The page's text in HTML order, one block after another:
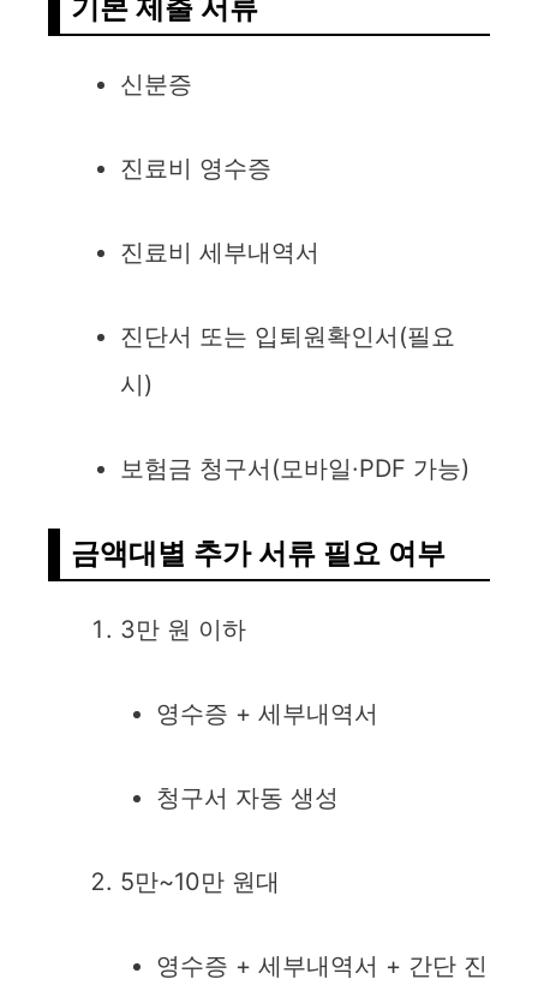
기본 제출 서류
신분증
진료비 영수증
진료비 세부내역서
진단서 또는 입퇴원확인서(필요
시)
보험금 청구서(모바일·PDF 가능)
금액대별 추가 서류 필요 여부
3만 원 이하
영수증 + 세부내역서
청구서 자동 생성
5만~10만 원대
영수증 + 세부내역서 + 간단 진